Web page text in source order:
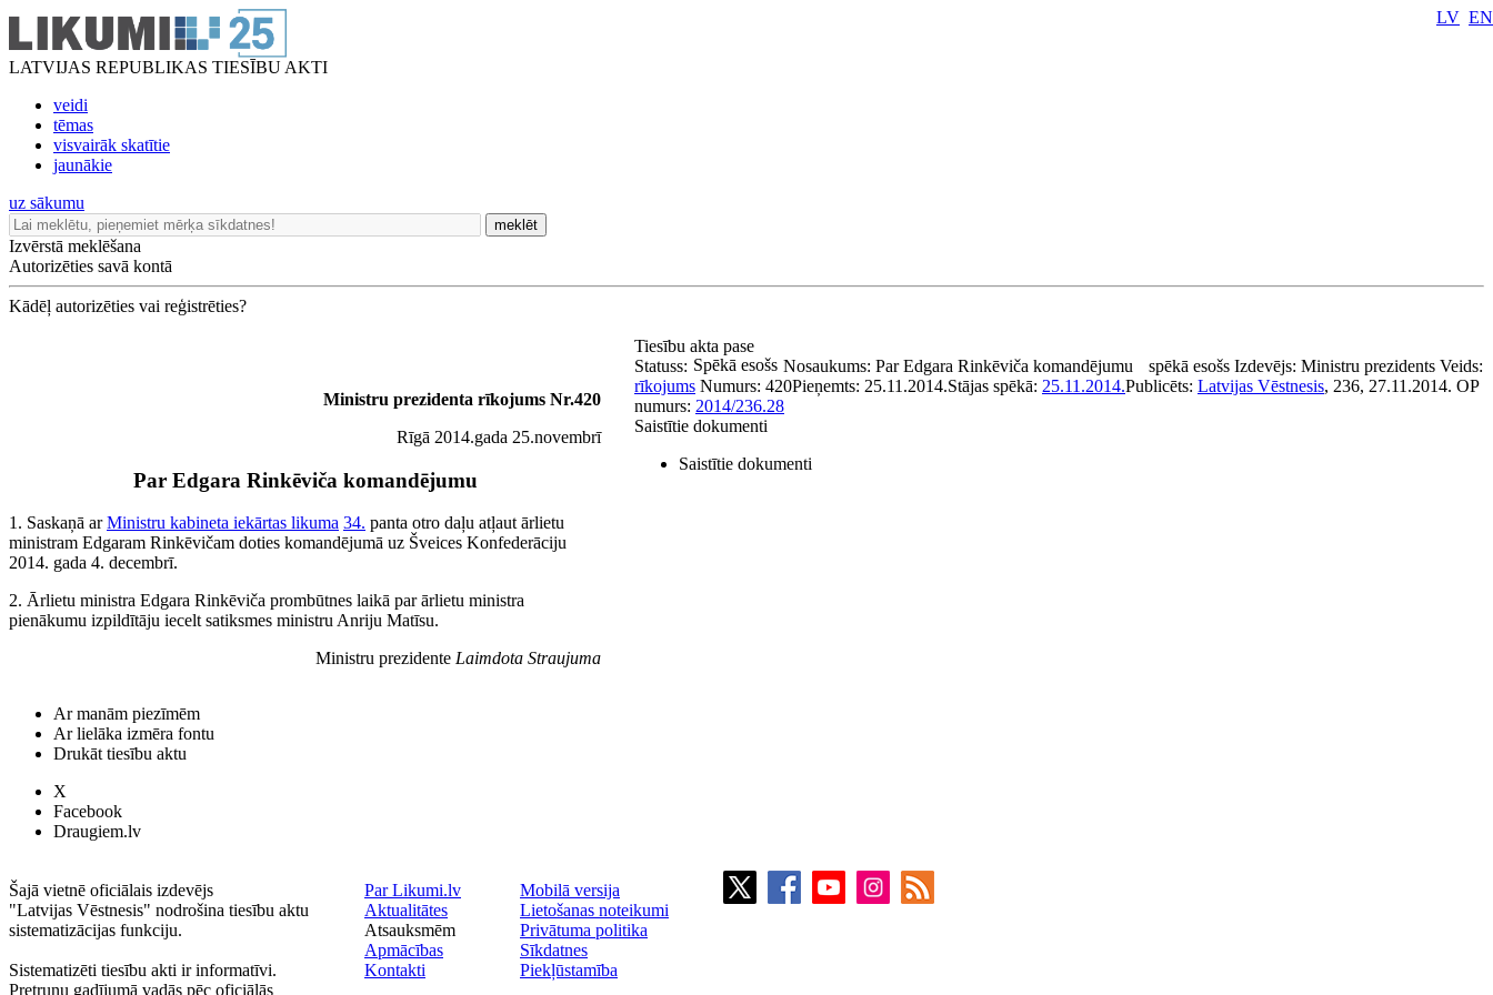
LATVIJAS REPUBLIKAS TIESĪBU AKTI
veidi
tēmas
visvairāk skatītie
jaunākie
LV EN
uz sākumu
meklēt
Izvērstā meklēšana
Autorizēties savā kontā
Kādēļ autorizēties vai reģistrēties?
Ministru prezidenta rīkojums Nr.420
Rīgā 2014.gada 25.novembrī
Par Edgara Rinkēviča komandējumu
1. Saskaņā arMinistru kabineta iekārtas likuma 34. panta otro daļu atļaut ārlietu
ministram Edgaram Rinkēvičam doties komandējumā uz Šveices Konfederāciju
2014. gada 4. decembrī.
2. Ārlietu ministra Edgara Rinkēviča prombūtnes laikā par ārlietu ministra
pienākumu izpildītāju iecelt satiksmes ministru Anriju Matīsu.
Ministru prezidente Laimdota Straujuma
Tiesību akta pase
Nosaukums: Par Edgara Rinkēviča komandējumu
Statuss: Spēkā esošs spēkā esošs Izdevējs: Ministru prezidents Veids:
rīkojums Numurs: 420Pieņemts: 25.11.2014.Stājas spēkā: 25.11.2014.Publicēts: Latvijas Vēstnesis, 236, 27.11.2014. OP
numurs: 2014/236.28
Saistītie dokumenti
Saistītie dokumenti
Ar manām piezīmēm
Ar lielāka izmēra fontu
Drukāt tiesību aktu
X
Facebook
Draugiem.lv
Šajā vietnē oficiālais izdevējs
"Latvijas Vēstnesis" nodrošina tiesību aktu
sistematizācijas funkciju.
Sistematizēti tiesību akti ir informatīvi.
Pretrunu gadījumā vadās pēc oficiālās
Par Likumi.lv
Aktualitātes
Atsauksmēm
Apmācības
Kontakti
Mobilā versija
Lietošanas noteikumi
Privātuma politika
Sīkdatnes
Piekļūstamība